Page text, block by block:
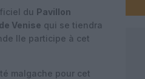
du Pavillon
Venise qui se tiendra
Ile participe à cet
malgache pour cet